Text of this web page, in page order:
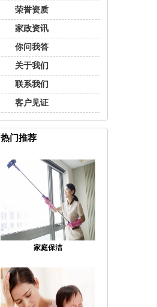
荣誉资质
家政资讯
你问我答
关于我们
联系我们
客户见证
热门推荐
家庭保洁